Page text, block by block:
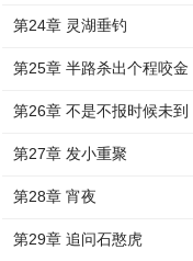
第24章 灵湖垂钓
第25章 半路杀出个程咬金
第26章 不是不报时候未到
第27章 发小重聚
第28章 宵夜
第29章 追问石憨虎